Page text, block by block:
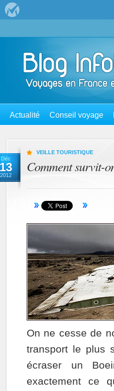
Actualité Conseil voyage
Déc
13
2012
VEILLE TOURISTIQUE
Comment survit-
On ne cesse de
transport le plus
écraser un
exactement ce